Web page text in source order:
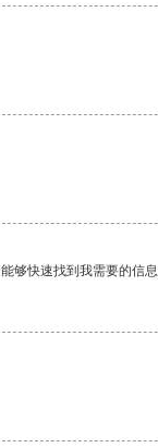
够快速找到我需要的信息